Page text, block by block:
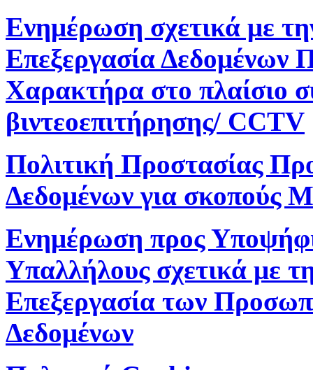
Ενημέρωση σχετικά με
Επεξεργασία Δεδομένων
Χαρακτήρα στο πλαίσιο
βιντεοεπιτήρησης/ CCTV
Πολιτική Προστασίας
Δεδομένων για σκοπούς
Ενημέρωση προς
Υπαλλήλους σχετικά με
Επεξεργασία των
Δεδομένων